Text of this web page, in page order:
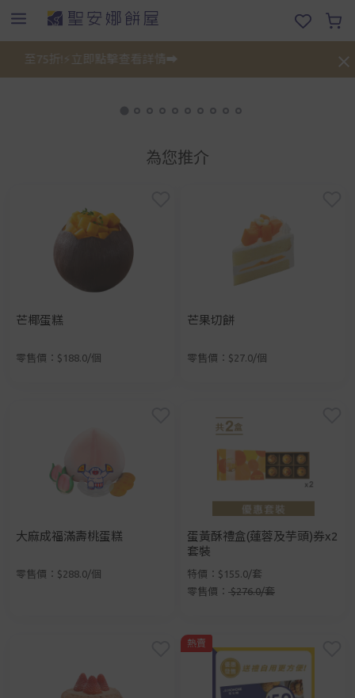
低至75折!⚡立即點擊查看詳情➡️ 禮
為您推介
芒椰蛋糕
零售價：$188.0/個
芒果切餅
零售價：$27.0/個
大麻成福滿壽桃蛋糕
零售價：$288.0/個
蛋黃酥禮盒(蓮蓉及芋頭)券x2
套裝
特價：$155.0/套
零售價： $276.0/套
熱賣